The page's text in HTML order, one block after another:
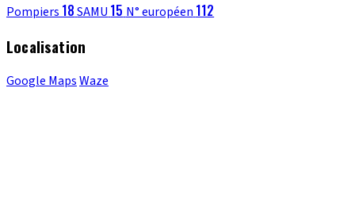
Pompiers 18SAMU 15 N° européen 112
Localisation
Google MapsWaze